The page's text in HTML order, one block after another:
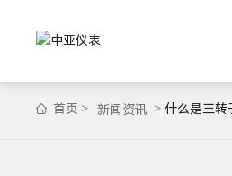
首页 新闻资讯 什么是三转